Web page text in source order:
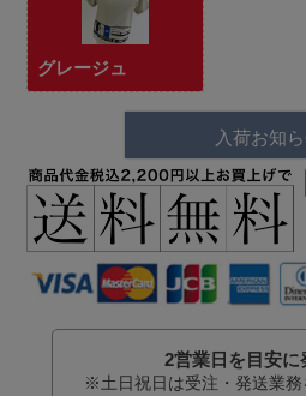
グレージュ
入荷お知
2営業日を目安に
※土日祝日は受注・発送業務